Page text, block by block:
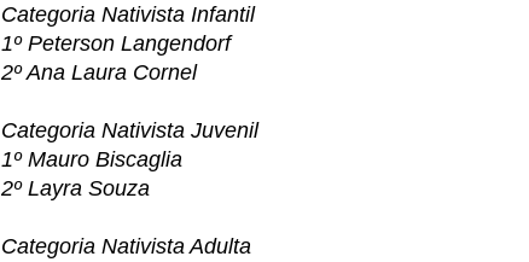
Categoria Nativista Infantil
1º Peterson Langendorf
2º Ana Laura Cornel
Categoria Nativista Juvenil
1º Mauro Biscaglia
2º Layra Souza
Categoria Nativista Adulta